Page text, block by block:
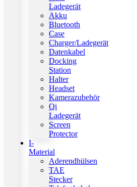
Ladegerät
Akku
Bluetooth
Case
Charger/Ladegerät
Datenkabel
Docking
Station
Halter
Headset
Kamerazubehör
Qi
Ladegerät
Screen
Protector
I-
Material
Aderendhülsen
TAE
Stecker